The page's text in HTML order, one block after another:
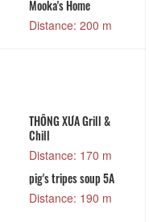
Mooka's Home
Distance: 200 m
THÔNG XƯA Grill &
Chill
Distance: 170 m
pig's tripes soup 5A
Distance: 190 m